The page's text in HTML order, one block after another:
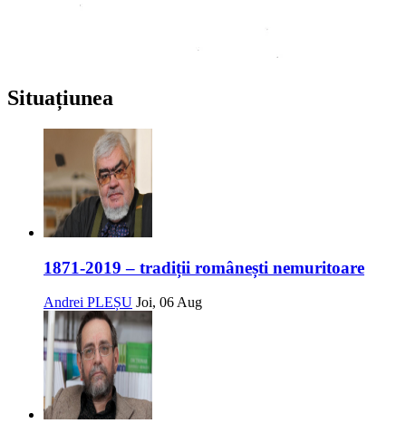
Situațiunea
1871-2019 – tradiții românești nemuritoare
Andrei PLEȘU Joi, 06 Aug